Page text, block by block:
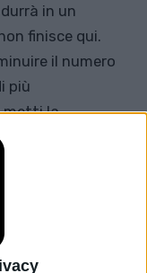
in un
finisce qui.
il numero
più
metti la
in mente a
motore continua